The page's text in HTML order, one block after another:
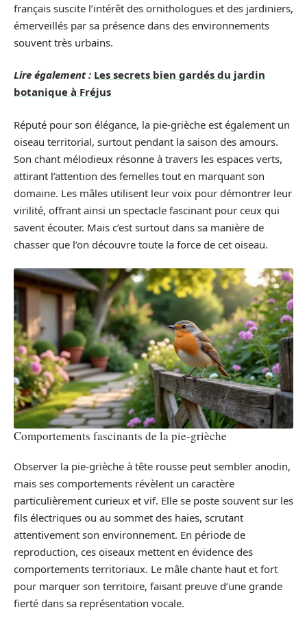
français suscite l’intérêt des ornithologues et des jardiniers,
émerveillés par sa présence dans des environnements
souvent très urbains.
Lire également : Les secrets bien gardés du jardin
botanique à Fréjus
Réputé pour son élégance, la pie-grièche est également un
oiseau territorial, surtout pendant la saison des amours.
Son chant mélodieux résonne à travers les espaces verts,
attirant l’attention des femelles tout en marquant son
domaine. Les mâles utilisent leur voix pour démontrer leur
virilité, offrant ainsi un spectacle fascinant pour ceux qui
savent écouter. Mais c’est surtout dans sa manière de
chasser que l’on découvre toute la force de cet oiseau.
Comportements fascinants de la pie-grièche
Observer la pie-grièche à tête rousse peut sembler anodin,
mais ses comportements révèlent un caractère
particulièrement curieux et vif. Elle se poste souvent sur les
fils électriques ou au sommet des haies, scrutant
attentivement son environnement. En période de
reproduction, ces oiseaux mettent en évidence des
comportements territoriaux. Le mâle chante haut et fort
pour marquer son territoire, faisant preuve d’une grande
fierté dans sa représentation vocale.